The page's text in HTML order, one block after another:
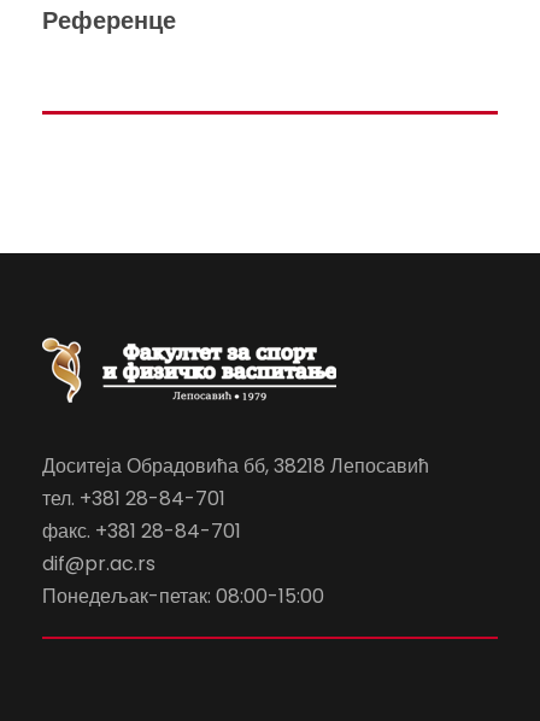
Референце
Доситеја Обрадовића бб, 38218 Лепосавић
тел. +381 28-84-701
факс. +381 28-84-701
dif@pr.ac.rs
Понедељак-петак: 08:00-15:00